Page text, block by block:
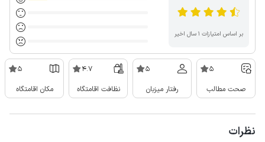
بر اساس امتیازات ۱ سال اخیر
5
صحت مطالب
5
رفتار میزبان
4.7
نظافت اقامتگاه
5
مکان اقامتگاه
نظرات